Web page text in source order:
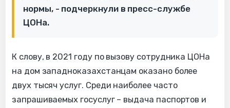
нормы, - подчеркнули в пресс-службе
ЦОНа.
К слову, в 2021 году по вызову сотрудника ЦОНа
на дом западноказахстанцам оказано более
двух тысяч услуг. Среди наиболее часто
запрашиваемых госуслуг – выдача паспортов и